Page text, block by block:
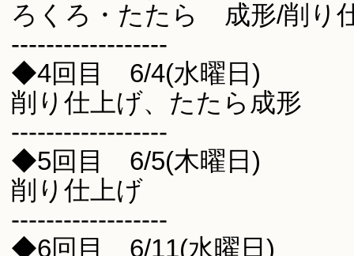
ろくろ・たたら 成形/削
------------------
◆4回目 6/4(水曜日)
削り仕上げ、たたら成形
------------------
◆5回目 6/5(木曜日)
削り仕上げ
------------------
◆6回目 6/11(水曜日)